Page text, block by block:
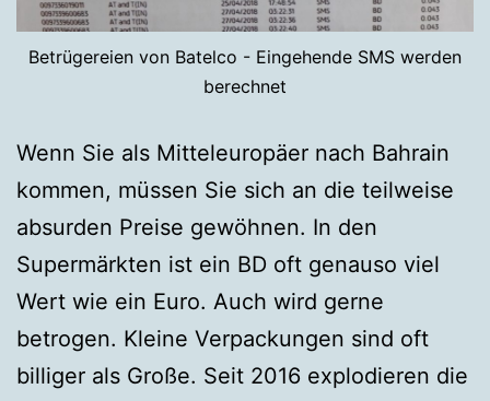
Betrügereien von Batelco - Eingehende SMS werden
berechnet
Wenn Sie als Mitteleuropäer nach Bahrain
kommen, müssen Sie sich an die teilweise
absurden Preise gewöhnen. In den
Supermärkten ist ein BD oft genauso viel
Wert wie ein Euro. Auch wird gerne
betrogen. Kleine Verpackungen sind oft
billiger als Große. Seit 2016 explodieren die